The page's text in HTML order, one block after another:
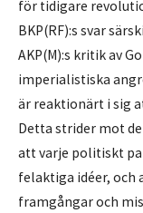
för tidigare
BKP(RF):s svar
AKP(M):s kritik av
imperialistiska
är reaktionärt i sig
Detta strider mot
att varje politiskt
felaktiga idéer,
framgångar och